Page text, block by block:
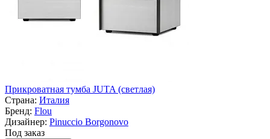
Прикроватная тумба JUTA (светлая)
Страна: Италия
Бренд: Flou
Дизайнер: Pinuccio Borgonovo
Под заказ